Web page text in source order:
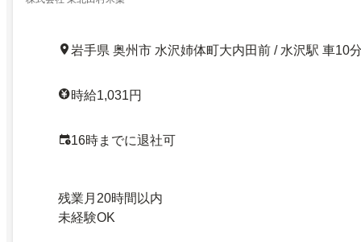
岩手県 奥州市 水沢姉体町大内田前 / 水沢駅 車10
時給1,031円
16時までに退社可
残業月20時間以内
未経験OK